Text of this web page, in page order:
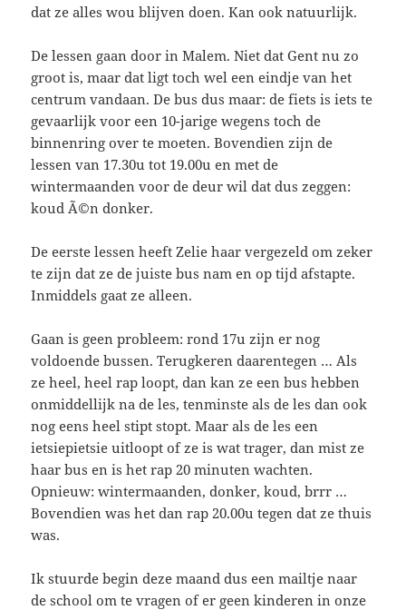
dat ze alles wou blijven doen. Kan ook natuurlijk.
De lessen gaan door in Malem. Niet dat Gent nu zo
groot is, maar dat ligt toch wel een eindje van het
centrum vandaan. De bus dus maar: de fiets is iets te
gevaarlijk voor een 10-jarige wegens toch de
binnenring over te moeten. Bovendien zijn de
lessen van 17.30u tot 19.00u en met de
wintermaanden voor de deur wil dat dus zeggen:
koud Ã©n donker.
De eerste lessen heeft Zelie haar vergezeld om zeker
te zijn dat ze de juiste bus nam en op tijd afstapte.
Inmiddels gaat ze alleen.
Gaan is geen probleem: rond 17u zijn er nog
voldoende bussen. Terugkeren daarentegen … Als
ze heel, heel rap loopt, dan kan ze een bus hebben
onmiddellijk na de les, tenminste als de les dan ook
nog eens heel stipt stopt. Maar als de les een
ietsiepietsie uitloopt of ze is wat trager, dan mist ze
haar bus en is het rap 20 minuten wachten.
Opnieuw: wintermaanden, donker, koud, brrr …
Bovendien was het dan rap 20.00u tegen dat ze thuis
was.
Ik stuurde begin deze maand dus een mailtje naar
de school om te vragen of er geen kinderen in onze